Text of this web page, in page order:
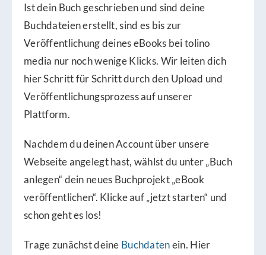
Ist dein Buch geschrieben und sind deine
Buchdateien erstellt, sind es bis zur
Veröffentlichung deines eBooks bei tolino
media nur noch wenige Klicks. Wir leiten dich
hier Schritt für Schritt durch den Upload und
Veröffentlichungsprozess auf unserer
Plattform.
Nachdem du deinen Account über unsere
Webseite angelegt hast, wählst du unter „Buch
anlegen“ dein neues Buchprojekt „eBook
veröffentlichen“. Klicke auf „jetzt starten“ und
schon geht es los!
Trage zunächst deine Buchdatenein. Hier